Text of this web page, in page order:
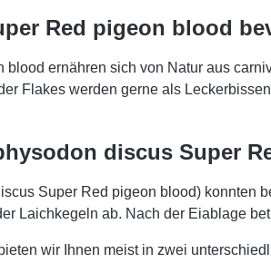
Red pigeon blood
ernähren sich von Natur aus
Flakes werden gerne als
discus Super
Super Red pigeon blood)
Laichkegeln ab. Nach der Eiablage
wir Ihnen meist in zwei